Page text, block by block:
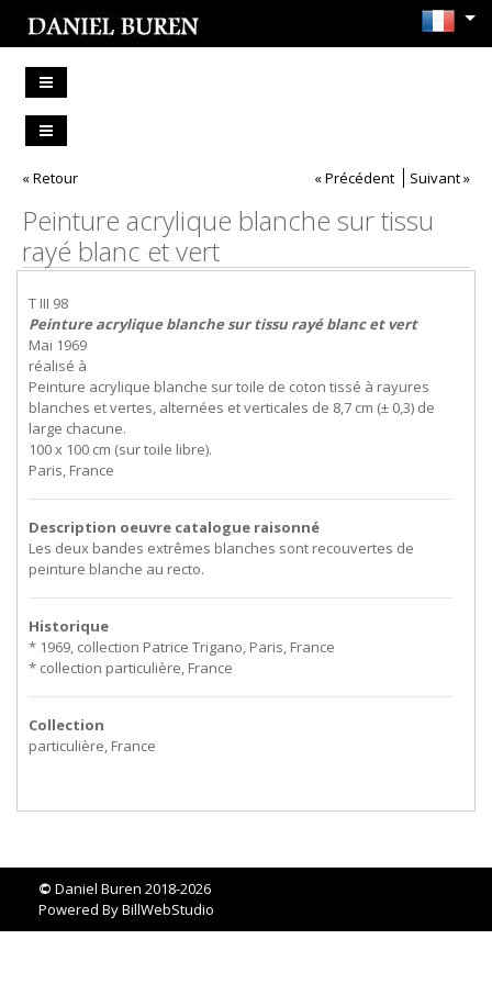
« Retour « Précédent Suivant »
Peinture acrylique blanche sur tissu
rayé blanc et vert
T III 98
Peinture acrylique blanche sur tissu rayé blanc et vert
Mai 1969
réalisé à
Peinture acrylique blanche sur toile de coton tissé à rayures
blanches et vertes, alternées et verticales de 8,7 cm (± 0,3) de
large chacune.
100 x 100 cm (sur toile libre).
Paris, France
Description oeuvre catalogue raisonné
Les deux bandes extrêmes blanches sont recouvertes de
peinture blanche au recto.
Historique
* 1969, collection Patrice Trigano, Paris, France
* collection particulière, France
Collection
particulière, France
© Daniel Buren 2018-2026
Powered ByBillWebStudio